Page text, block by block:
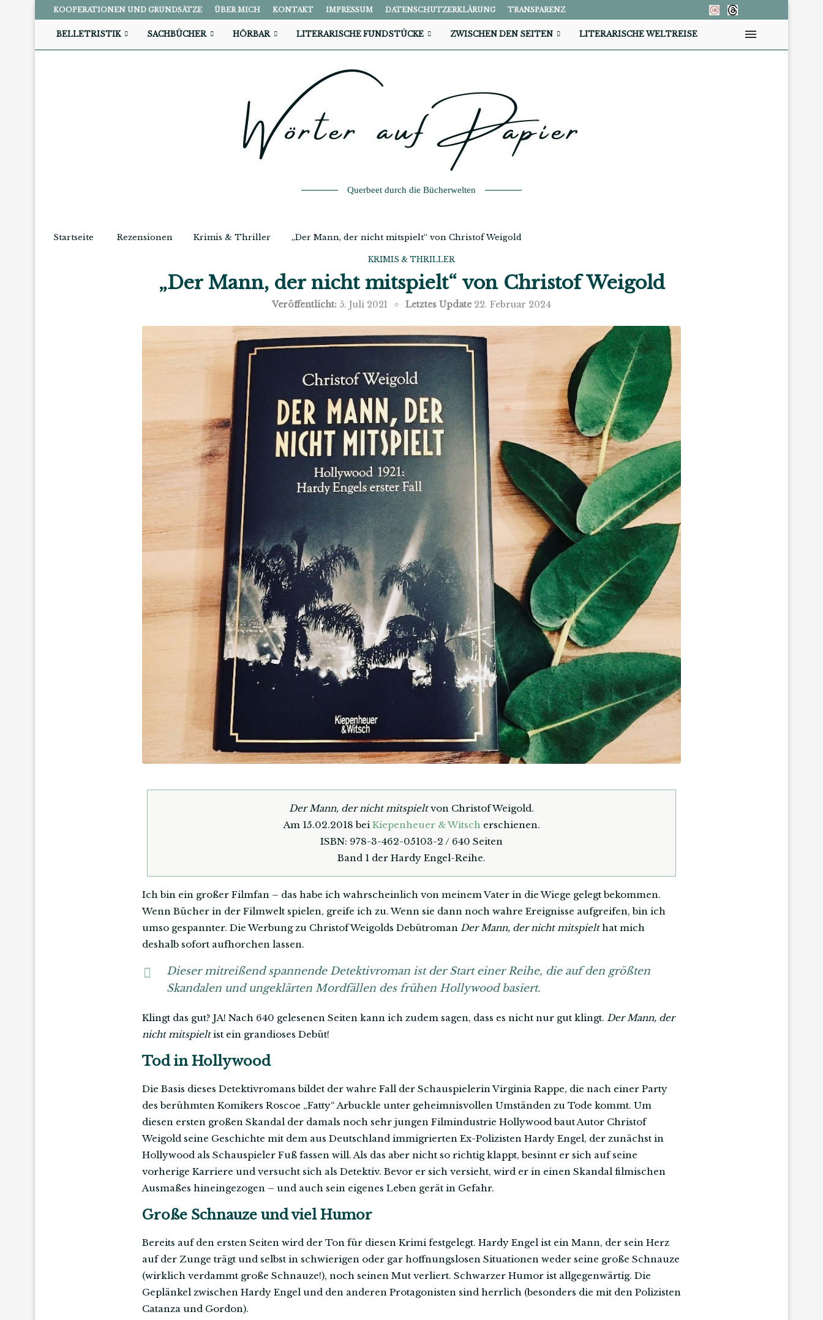
KOOPERATIONEN UND GRUNDSÄTZE ÜBER MICH KONTAKT IMPRESSUM DATENSCHUTZERKLÄRUNG TRANSPARENZ
BELLETRISTIK SACHBÜCHER HÖRBAR LITERARISCHE FUNDSTÜCKE ZWISCHEN DEN SEITEN LITERARISCHE WELTREISE
Querbeet durch die Bücherwelten
Startseite Rezensionen Krimis & Thriller „Der Mann, der nicht mitspielt“ von Christof Weigold
KRIMIS & THRILLER
„Der Mann, der nicht mitspielt“ von Christof Weigold
Veröffentlicht: 5. Juli 2021 Letztes Update 22. Februar 2024
Der Mann, der nicht mitspieltvon Christof Weigold.
Am 15.02.2018 bei Kiepenheuer & Witsch erschienen.
ISBN: 978-3-462-05103-2 / 640 Seiten
Band 1 der Hardy Engel-Reihe.
Ich bin ein großer Filmfan – das habe ich wahrscheinlich von meinem Vater in die Wiege gelegt bekommen.
Wenn Bücher in der Filmwelt spielen, greife ich zu. Wenn sie dann noch wahre Ereignisse aufgreifen, bin ich
umso gespannter. Die Werbung zu Christof Weigolds Debütroman Der Mann, der nicht mitspielthat mich
deshalb sofort aufhorchen lassen.
Dieser mitreißend spannende Detektivroman ist der Start einer Reihe, die auf den größten
Skandalen und ungeklärten Mordfällen des frühen Hollywood basiert.
Klingt das gut? JA! Nach 640 gelesenen Seiten kann ich zudem sagen, dass es nicht nur gut klingt. Der Mann, der
nicht mitspieltist ein grandioses Debüt!
Tod in Hollywood
Die Basis dieses Detektivromans bildet der wahre Fall der Schauspielerin Virginia Rappe, die nach einer Party
des berühmten Komikers Roscoe „Fatty“ Arbuckle unter geheimnisvollen Umständen zu Tode kommt. Um
diesen ersten großen Skandal der damals noch sehr jungen Filmindustrie Hollywood baut Autor Christof
Weigold seine Geschichte mit dem aus Deutschland immigrierten Ex-Polizisten Hardy Engel, der zunächst in
Hollywood als Schauspieler Fuß fassen will. Als das aber nicht so richtig klappt, besinnt er sich auf seine
vorherige Karriere und versucht sich als Detektiv. Bevor er sich versieht, wird er in einen Skandal filmischen
Ausmaßes hineingezogen – und auch sein eigenes Leben gerät in Gefahr.
Große Schnauze und viel Humor
Bereits auf den ersten Seiten wird der Ton für diesen Krimi festgelegt. Hardy Engel ist ein Mann, der sein Herz
auf der Zunge trägt und selbst in schwierigen oder gar hoffnungslosen Situationen weder seine große Schnauze
(wirklich verdammt große Schnauze!), noch seinen Mut verliert. Schwarzer Humor ist allgegenwärtig. Die
Geplänkel zwischen Hardy Engel und den anderen Protagonisten sind herrlich (besonders die mit den Polizisten
Catanza und Gordon).